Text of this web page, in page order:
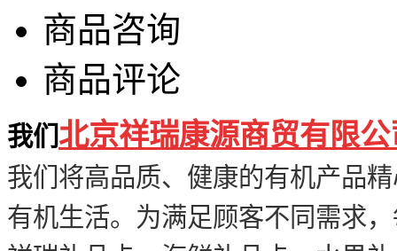
商品咨询
商品评论
我们 北京祥瑞康源商贸有限公
我们将高品质、健康的有机产品
有机生活。为满足顾客不同需求